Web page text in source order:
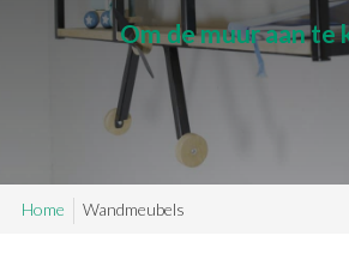
PROJECTEN
SAMPLE SALE
Maatwerk
Om de muur aan te
Home Wandmeubels